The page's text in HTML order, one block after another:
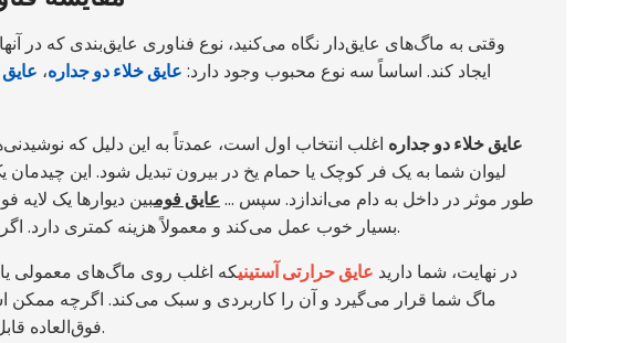
وقتی به ماگ‌های عایق‌دار نگاه می‌کنید، نوع فناوری عایق‌بندی که در
ایجاد کند. اساساً سه نوع محبوب وجود دارد: عایق خلاء دو جداره،
عایق خلاء دو جداره اغلب انتخاب اول است، عمدتاً به این دلیل که
لیوان شما به یک فر کوچک یا حمام یخ در بیرون تبدیل شود. این چیدمان
طور موثر در داخل به دام می‌اندازد. سپس ... عایق فومبین دیوارها یک
بسیار خوب عمل می‌کند و معمولاً هزینه کمتری دارد. اگر عایق مناسبی می‌خواهید بدون صرف هزینه زیاد، عالی است.
در نهایت، شما دارید عایق حرارتی آستینیکه اغلب روی ماگ‌های معمولی
ماگ شما قرار می‌گیرد و آن را کاربردی و سبک می‌کند. اگرچه ممکن
فوق‌العاده قابل حمل است - اگر همیشه در حال حرکت هستید، عالی است.